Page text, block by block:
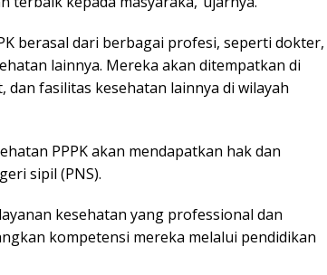
berasal dari berbagai profesi, seperti dokter,
lainnya. Mereka akan ditempatkan di
fasilitas kesehatan lainnya di wilayah
PPPK akan mendapatkan hak dan
sipil (PNS).
kesehatan yang professional dan
kompetensi mereka melalui pendidikan